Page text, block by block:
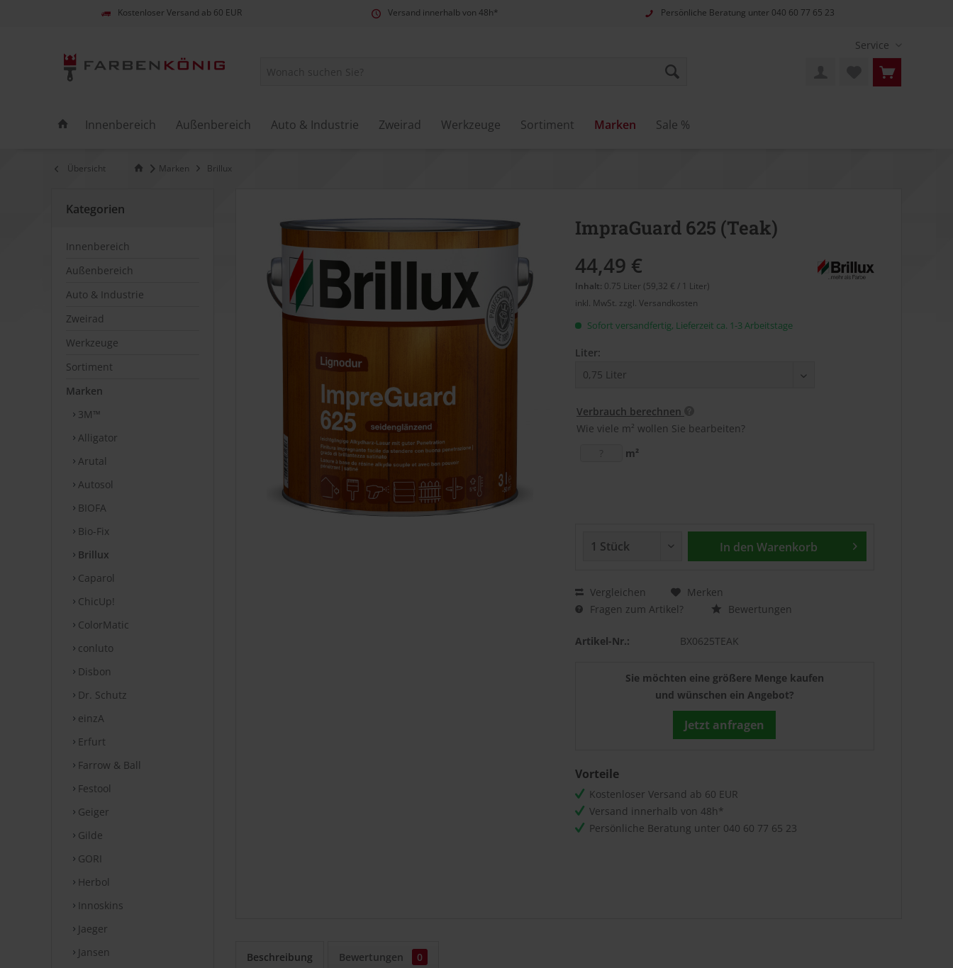
Kostenloser Versand ab 60 EUR Versand innerhalb von 48h* Persönliche Beratung unter 040 60 77 65 23
Service
Innenbereich Außenbereich Auto & Industrie Zweirad Werkzeuge Sortiment Marken Sale %
Übersicht Marken Brillux
Kategorien
Innenbereich
Außenbereich
Auto & Industrie
Zweirad
Werkzeuge
Sortiment
Marken
3M™
Alligator
Arutal
Autosol
BIOFA
Bio-Fix
Brillux
Caparol
ChicUp!
ColorMatic
conluto
Disbon
Dr. Schutz
einzA
Erfurt
Farrow & Ball
Festool
Geiger
Gilde
GORI
Herbol
Innoskins
Jaeger
Jansen
ImpraGuard 625 (Teak)
44,49 €
Inhalt: 0.75 Liter (59,32 € / 1 Liter)
inkl. MwSt. zzgl. Versandkosten
Sofort versandfertig, Lieferzeit ca. 1-3 Arbeitstage
Liter:
Verbrauch berechnen
Wie viele m² wollen Sie bearbeiten?
m²
In den Warenkorb
Vergleichen
Merken
Fragen zum Artikel?
Bewertungen
Artikel-Nr.: BX0625TEAK
Sie möchten eine größere Menge kaufen
und wünschen ein Angebot?
Jetzt anfragen
Vorteile
Kostenloser Versand ab 60 EUR
Versand innerhalb von 48h*
Persönliche Beratung unter 040 60 77 65 23
Beschreibung Bewertungen 0